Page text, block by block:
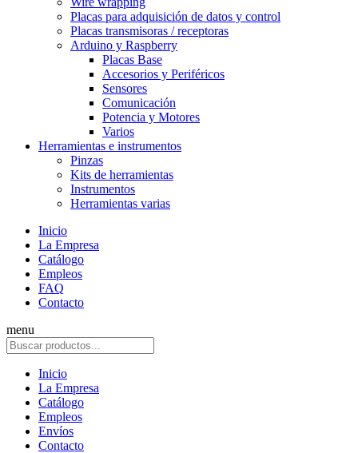
Placas para adquisición de datos y control
Placas transmisoras / receptoras
Arduino y Raspberry
Placas Base
Accesorios y Periféricos
Sensores
Comunicación
Potencia y Motores
Varios
Herramientas e instrumentos
Pinzas
Kits de herramientas
Instrumentos
Herramientas varias
Inicio
La Empresa
Catálogo
Empleos
FAQ
Contacto
menu
Inicio
La Empresa
Catálogo
Empleos
Envíos
Contacto